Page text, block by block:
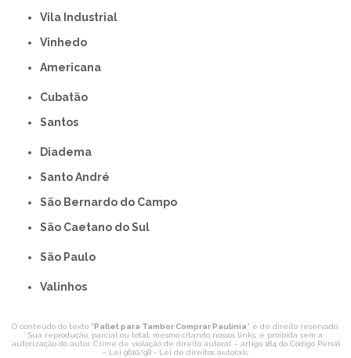
Vila Industrial
Vinhedo
americana
Cubatão
Santos
Diadema
Santo André
São Bernardo do Campo
São Caetano do Sul
São Paulo
Valinhos
O conteúdo do texto " Pallet para Tambor Comprar Paulínia" é de direito reservado.
Sua reprodução, parcial ou total, mesmo citando nossos links, é proibida sem a
autorização do autor. Crime de violação de direito autoral – artigo 184 do Código Penal
– Lei 9610/98 - Lei de direitos autorais.